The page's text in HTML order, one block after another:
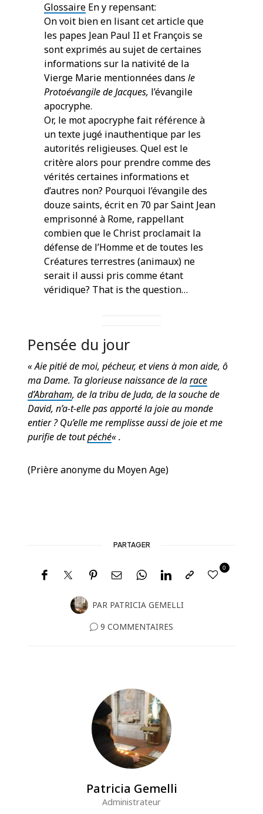
Glossaire En y repensant:
On voit bien en lisant cet article que
les papes Jean Paul II et François se
sont exprimés au sujet de certaines
informations sur la nativité de la
Vierge Marie mentionnées dansle
Protoévangile de Jacques, l’évangile
apocryphe.
Or, le mot apocryphe fait référence à
un texte jugé inauthentique par les
autorités religieuses. Quel est le
critère alors pour prendre comme des
vérités certaines informations et
d’autres non? Pourquoi l’évangile des
douze saints, écrit en 70 par Saint Jean
emprisonné à Rome, rappellant
combien que le Christ proclamait la
défense de l’Homme et de toutes les
Créatures terrestres (animaux) ne
serait il aussi pris comme étant
véridique? That is the question…
Pensée du jour
« Aie pitié de moi, pécheur, et viens à mon aide, ô
ma Dame. Ta glorieuse naissance de larace
d’Abraham, de la tribu de Juda, de la souche de
David, n’a-t-elle pas apporté la joie au monde
entier ? Qu’elle me remplisse aussi de joie et me
purifie de toutpéché« .
(Prière anonyme du Moyen Age)
PARTAGER
PAR PATRICIA GEMELLI
0
9 COMMENTAIRES
Patricia Gemelli
Administrateur